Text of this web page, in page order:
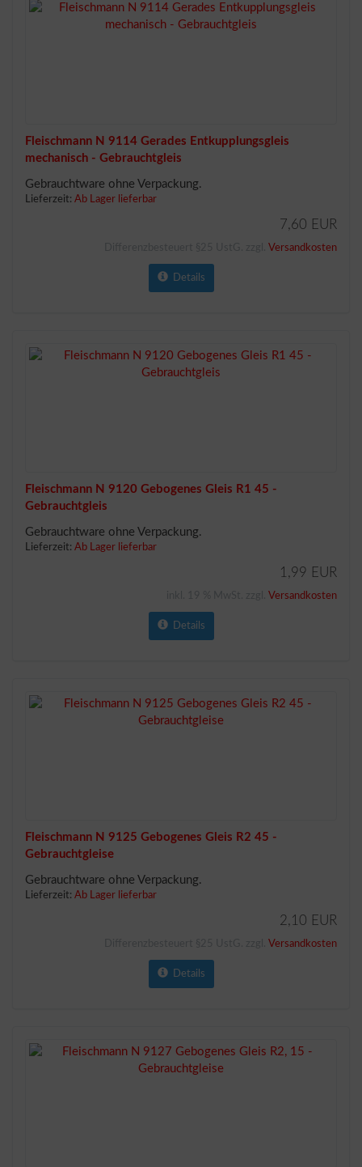
Fleischmann N 9114 Gerades Entkupplungsgleis
mechanisch - Gebrauchtgleis
Gebrauchtware ohne Verpackung.
Lieferzeit: Ab Lager lieferbar
7,60 EUR
Versandkosten
Details
Fleischmann N 9120 Gebogenes Gleis R1 45 -
Gebrauchtgleis
Gebrauchtware ohne Verpackung.
Lieferzeit: Ab Lager lieferbar
1,99 EUR
Versandkosten
Details
Fleischmann N 9125 Gebogenes Gleis R2 45 -
Gebrauchtgleise
Gebrauchtware ohne Verpackung.
Lieferzeit: Ab Lager lieferbar
2,10 EUR
Versandkosten
Details